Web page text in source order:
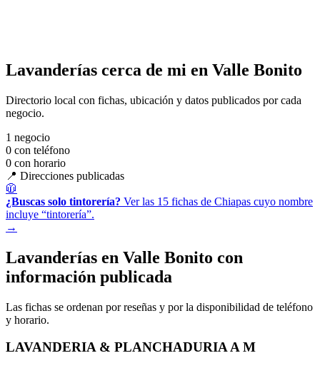
Lavanderías cerca de mi en Valle Bonito
Directorio local con fichas, ubicación y datos publicados por cada
negocio.
1 negocio
0 con teléfono
0 con horario
📍 Direcciones publicadas
🧥
¿Buscas solo tintorería? Ver las 15 fichas de Chiapas cuyo nombre
incluye “tintorería”.
→
Lavanderías en Valle Bonito con
información publicada
Las fichas se ordenan por reseñas y por la disponibilidad de teléfono
y horario.
LAVANDERIA & PLANCHADURIA A M